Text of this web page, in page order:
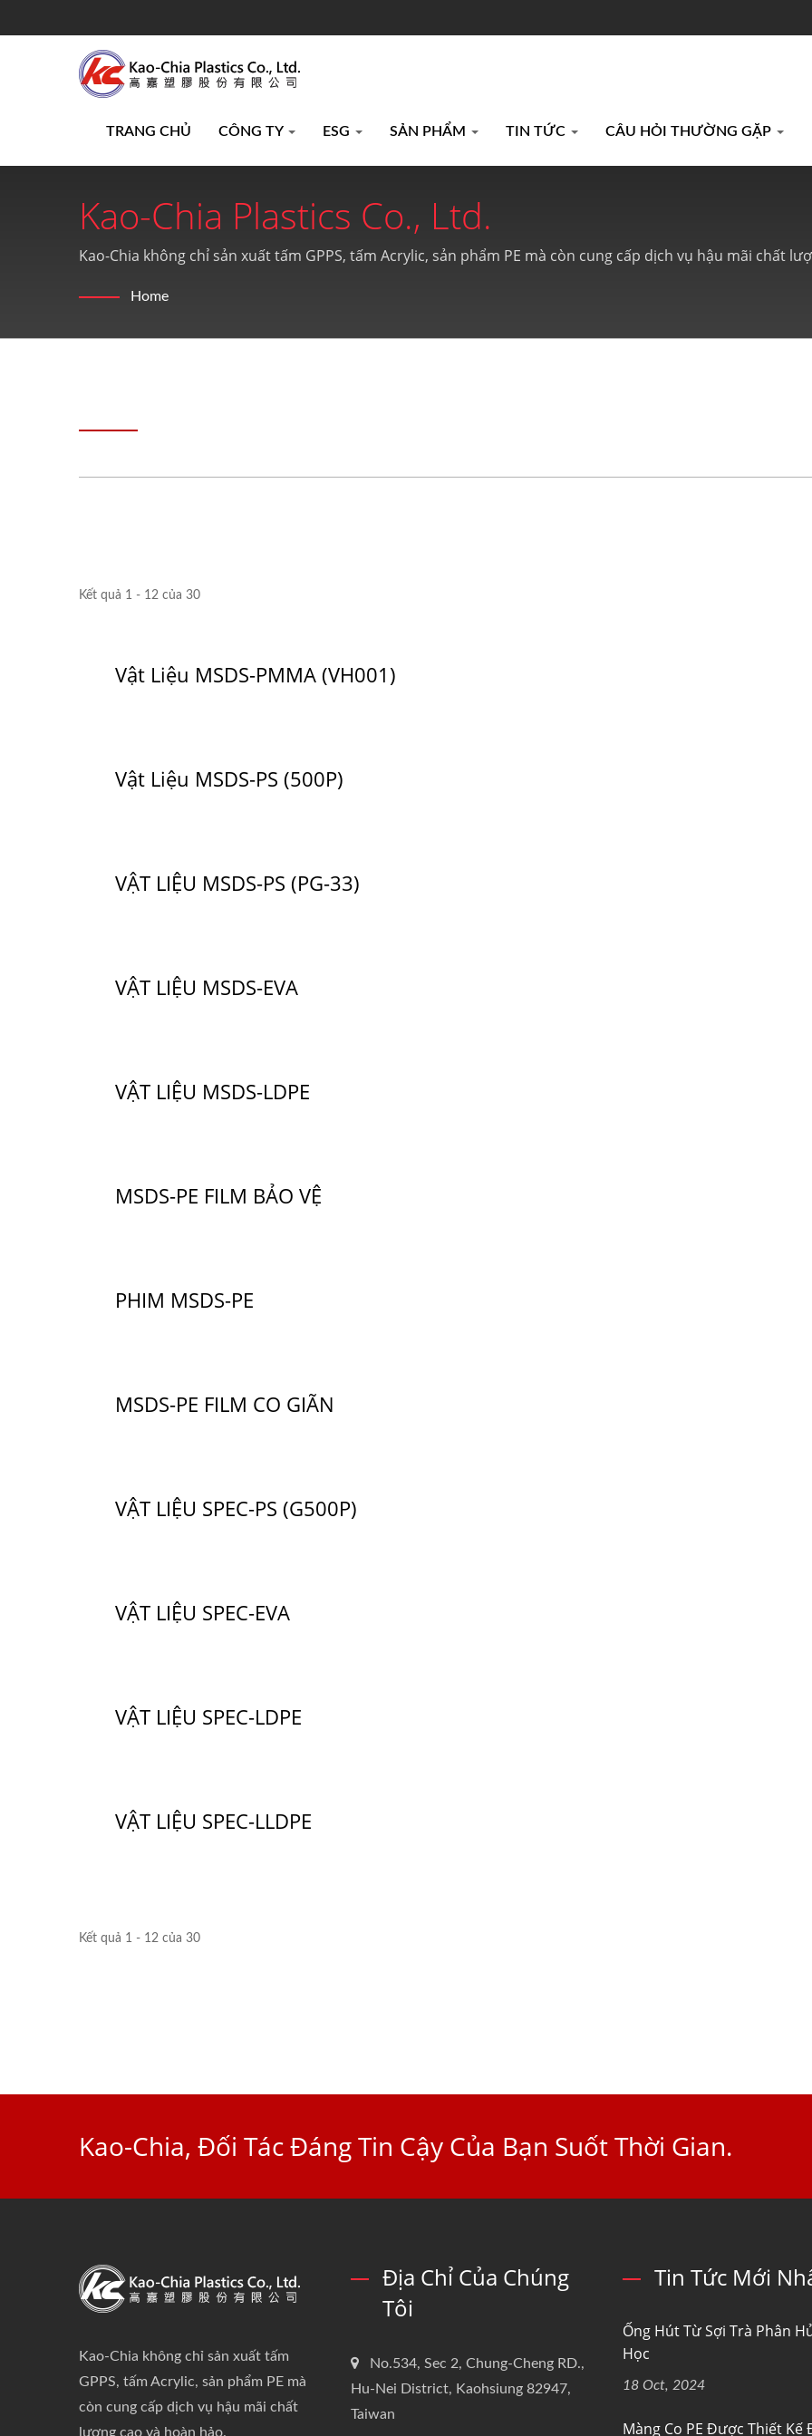
TRANG CHỦ CÔNG TY ESG SẢN PHẨM TIN TỨC CÂU HỎI THƯỜNG GẶP
Kao-Chia Plastics Co., Ltd.
Kao-Chia không chỉ sản xuất tấm GPPS, tấm Acrylic, sản phẩm PE mà còn cung cấp dịch vụ hậu mãi chất
Home
Kết quả 1 - 12 của 30
Vật Liệu MSDS-PMMA (VH001)
Vật Liệu MSDS-PS (500P)
VẬT LIỆU MSDS-PS (PG-33)
VẬT LIỆU MSDS-EVA
VẬT LIỆU MSDS-LDPE
MSDS-PE FILM BẢO VỆ
PHIM MSDS-PE
MSDS-PE FILM CO GIÃN
VẬT LIỆU SPEC-PS (G500P)
VẬT LIỆU SPEC-EVA
VẬT LIỆU SPEC-LDPE
VẬT LIỆU SPEC-LLDPE
Kết quả 1 - 12 của 30
Kao-Chia, Đối Tác Đáng Tin Cậy Của Bạn Suốt Thời Gian.
Kao-Chia không chỉ sản xuất tấm
GPPS, tấm Acrylic, sản phẩm PE mà
còn cung cấp dịch vụ hậu mãi chất
lượng cao và hoàn hảo.
Địa Chỉ Của Chúng
Tôi
No.534, Sec 2, Chung-Cheng RD.,
Hu-Nei District, Kaohsiung 82947,
Taiwan
Tin Tức Mới
Ống Hút Từ Sợi Trà Phân
Học
18 Oct, 2024
Màng Co PE Được Thiết Kế